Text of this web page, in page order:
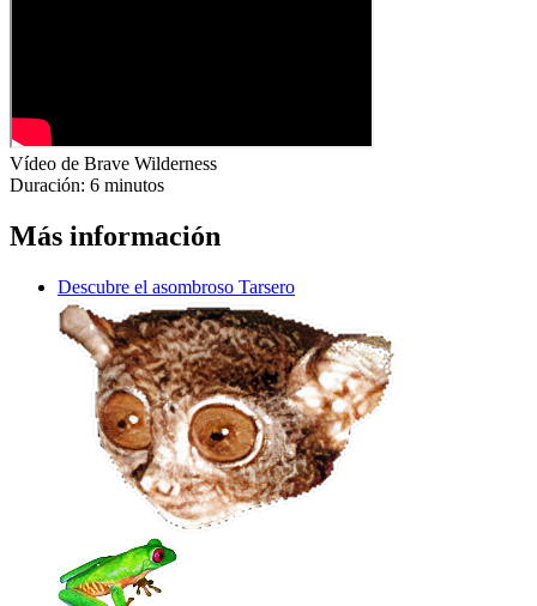
Vídeo de Brave Wilderness
Duración: 6 minutos
Más información
Descubre el asombroso Tarsero